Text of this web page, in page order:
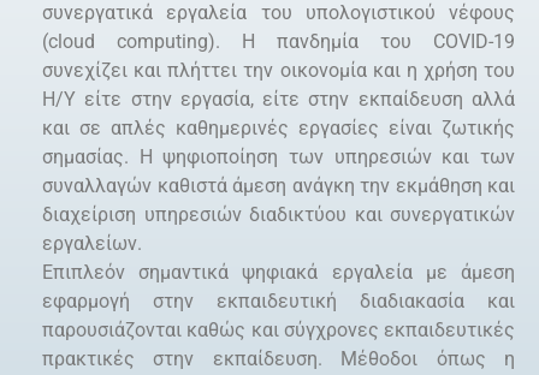
συνεργατικά εργαλεία του υπολογιστικού νέφους
(cloud computing). H πανδημία του COVID-19
συνεχίζει και πλήττει την οικονομία και η χρήση του
Η/Υ είτε στην εργασία, είτε στην εκπαίδευση αλλά
και σε απλές καθημερινές εργασίες είναι ζωτικής
σημασίας. Η ψηφιοποίηση των υπηρεσιών και των
συναλλαγών καθιστά άμεση ανάγκη την εκμάθηση και
διαχείριση υπηρεσιών διαδικτύου και συνεργατικών
εργαλείων.
Επιπλεόν σημαντικά ψηφιακά εργαλεία με άμεση
εφαρμογή στην εκπαιδευτική διαδιακασία και
παρουσιάζονται καθώς και σύγχρονες εκπαιδευτικές
πρακτικές στην εκπαίδευση. Μέθοδοι όπως η